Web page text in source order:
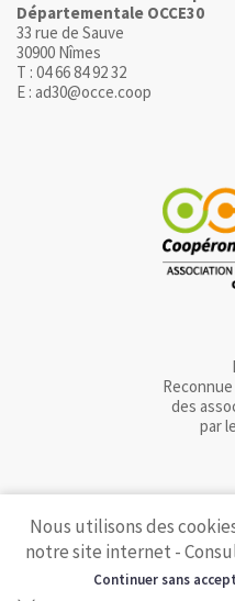
Départementale OCCE30
33 rue de Sauve
30900 Nîmes
T : 04 66 84 92 32
E : ad30@occe.coop
des
par
Nous utilisons des
notre site internet -
Continuer sans